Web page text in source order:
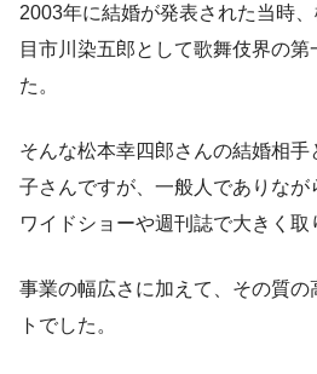
2003年に結婚が発表された当時
目市川染五郎として歌舞伎界の
た。
そんな松本幸四郎さんの結婚相手
子さんですが、一般人でありなが
ワイドショーや週刊誌で大きく取
事業の幅広さに加えて、その質
トでした。